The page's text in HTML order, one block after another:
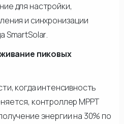
для настройки,
и синхронизации
SmartSolar.
пиковых
когда интенсивность
контроллер МРРТ
энергии на 30% по